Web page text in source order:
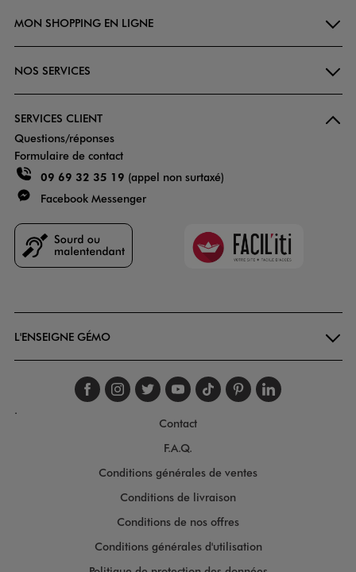
MON SHOPPING EN LIGNE
NOS SERVICES
SERVICES CLIENT
Questions/réponses
Formulaire de contact
09 69 32 35 19 (appel non surtaxé)
Facebook Messenger
Faciliti
L'ENSEIGNE GÉMO
Suivez-nous sur
Suivez-nous sur
Suivez-nous sur
Suivez-nous
Suivez-nous
Suivez-
.
Contact
F.A.Q.
Conditions générales de ventes
Conditions de livraison
Conditions de nos offres
Conditions générales d'utilisation